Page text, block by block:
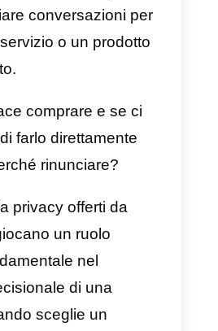
a causa del potenziale
economica di
infatti hanno adattato
modo di lavorare,
la loro pubblicità
su WhatsApp con
di attirare ancora più
conversazioni